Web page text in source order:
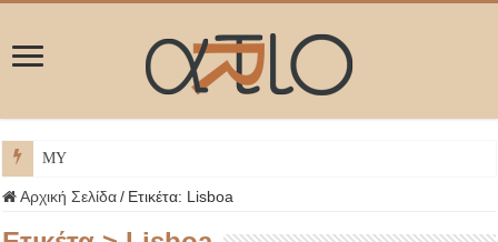
ΜΥΚΟΝΟ
Αρχική Σελίδα / Ετικέτα: Lisboa